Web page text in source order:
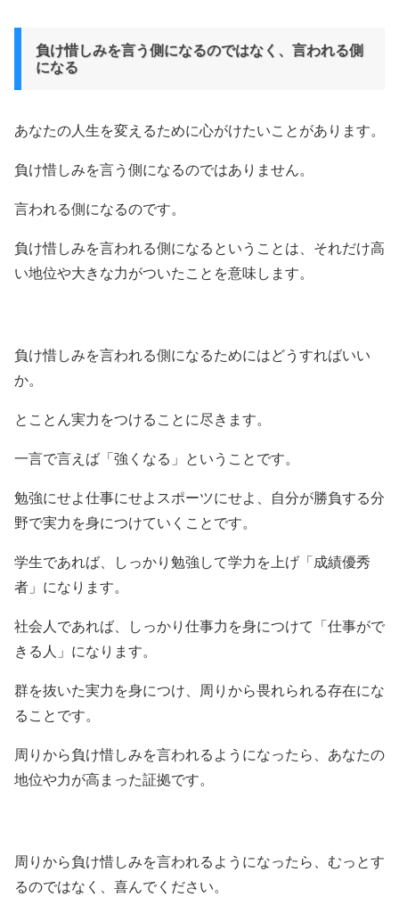
負け惜しみを言う側になるのではなく、言われる側
になる
あなたの人生を変えるために心がけたいことがあります。
負け惜しみを言う側になるのではありません。
言われる側になるのです。
負け惜しみを言われる側になるということは、それだけ高
い地位や大きな力がついたことを意味します。
負け惜しみを言われる側になるためにはどうすればいい
か。
とことん実力をつけることに尽きます。
一言で言えば「強くなる」ということです。
勉強にせよ仕事にせよスポーツにせよ、自分が勝負する分
野で実力を身につけていくことです。
学生であれば、しっかり勉強して学力を上げ「成績優秀
者」になります。
社会人であれば、しっかり仕事力を身につけて「仕事がで
きる人」になります。
群を抜いた実力を身につけ、周りから畏れられる存在にな
ることです。
周りから負け惜しみを言われるようになったら、あなたの
地位や力が高まった証拠です。
周りから負け惜しみを言われるようになったら、むっとす
るのではなく、喜んでください。